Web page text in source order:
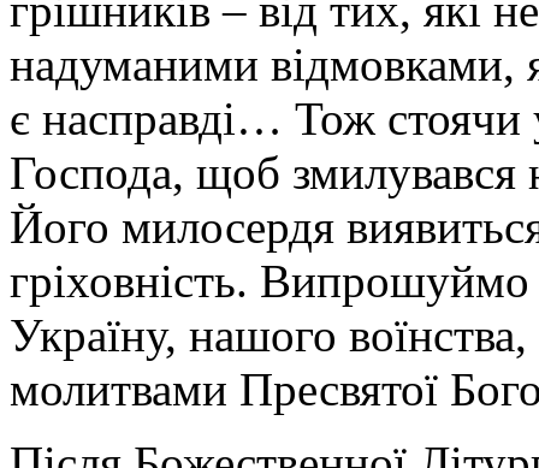
надуманими відмовками,
є насправді… Тож стоячи
Господа, щоб
Його милосердя
гріховність.
Україну, нашого
молитвами Пресвятої